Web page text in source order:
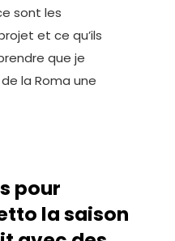
sont les
et ce qu’ils
que je
la Roma une
pour
la saison